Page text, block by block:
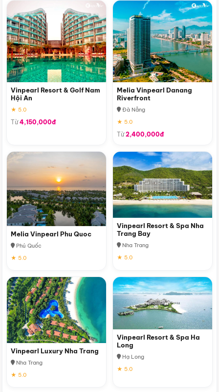
Vinpearl Resort & Golf Nam
Hội An
★ 5.0
Từ4,150,000đ
Melia Vinpearl Danang
Riverfront
Đà Nẵng
★ 5.0
Từ2,400,000đ
Melia Vinpearl Phu Quoc
Phú Quốc
★ 5.0
Vinpearl Resort & Spa Nha
Trang Bay
Nha Trang
★ 5.0
Vinpearl Luxury Nha Trang
Nha Trang
★ 5.0
Vinpearl Resort & Spa Ha
Long
Hạ Long
★ 5.0